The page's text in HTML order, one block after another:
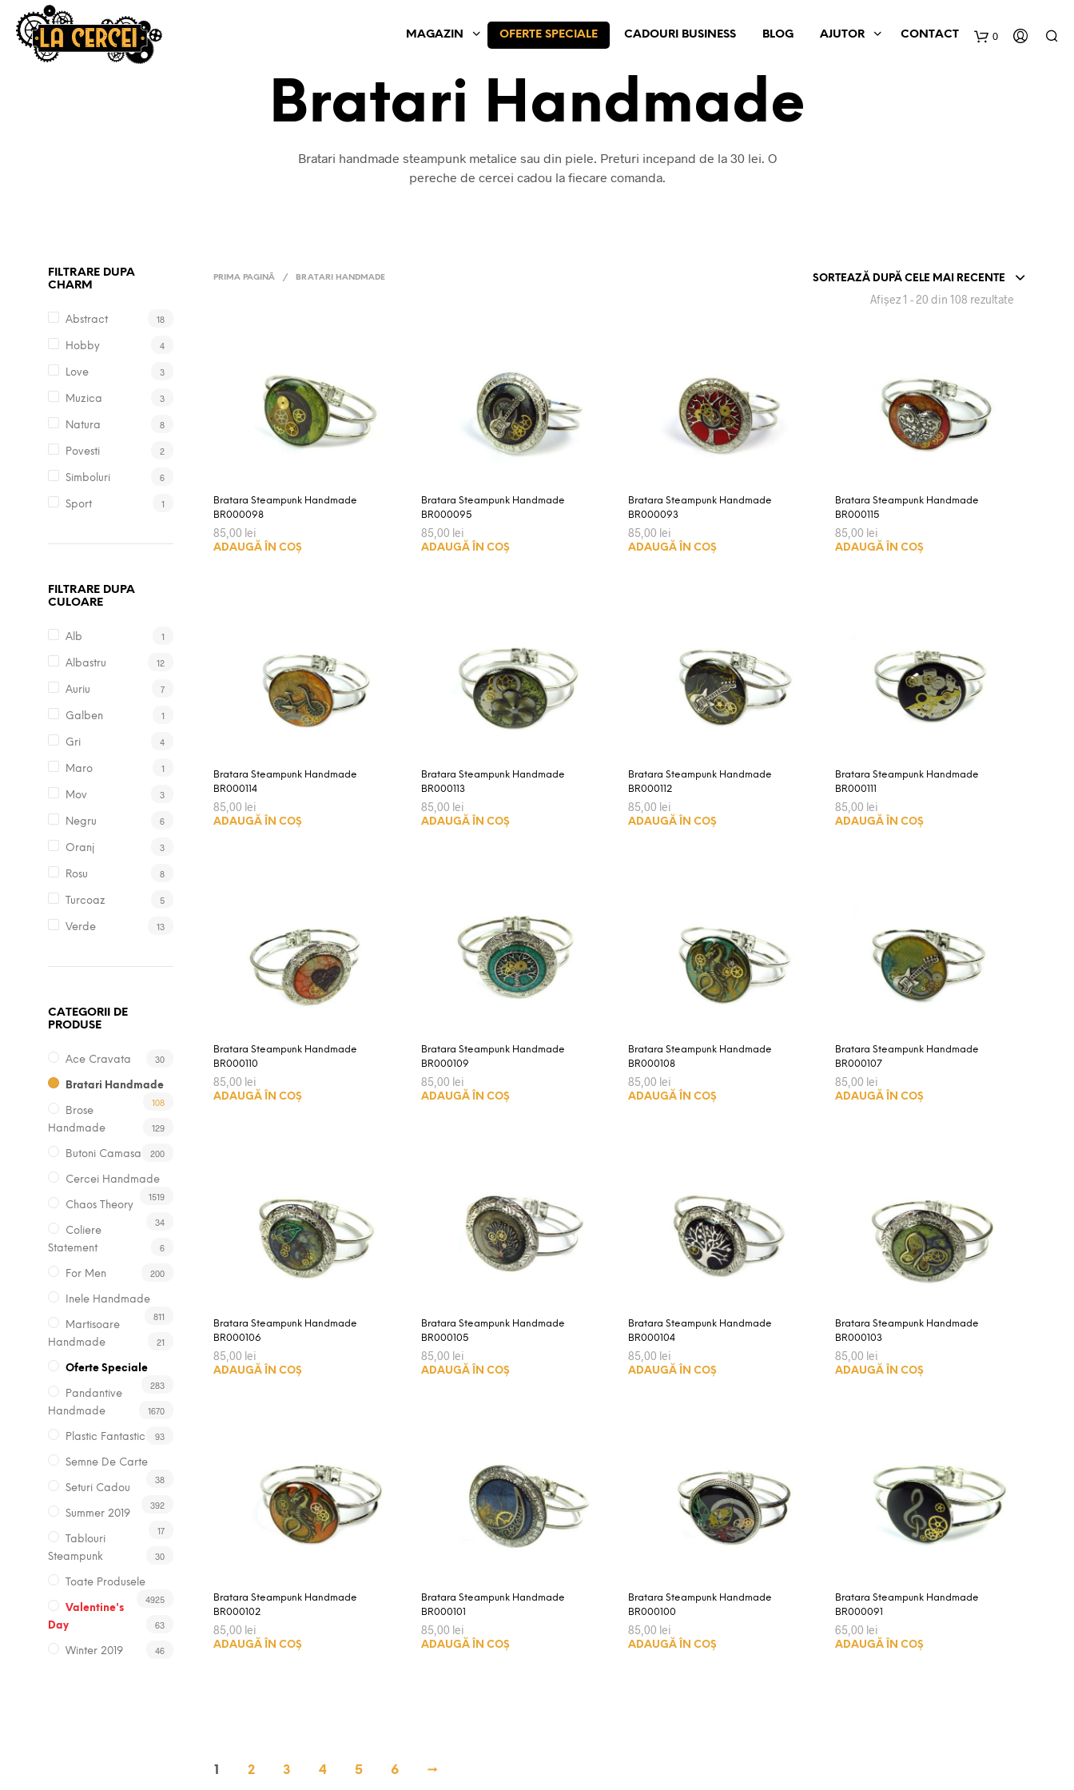
0
MAGAZIN OFERTE SPECIALE CADOURI BUSINESS BLOG AJUTOR CONTACT
Bratari Handmade
Bratari handmade steampunk metalice sau din piele. Preturi incepand de la 30 lei. O
pereche de cercei cadou la fiecare comanda.
FILTRARE DUPA
CHARM
Abstract 18
Hobby 4
Love 3
Muzica 3
Natura 8
Povesti 2
Simboluri 6
Sport 1
FILTRARE DUPA
CULOARE
Alb 1
Albastru 12
Auriu 7
Galben 1
Gri 4
Maro 1
Mov 3
Negru 6
Oranj 3
Rosu 8
Turcoaz 5
Verde 13
CATEGORII DE
PRODUSE
Ace Cravata 30
Bratari Handmade
108
Brose
Handmade
129
Butoni Camasa 200
Cercei Handmade
1519
Chaos Theory
34
Coliere
Statement
6
For Men 200
Inele Handmade
811
Martisoare
Handmade
21
Oferte Speciale
283
Pandantive
Handmade
1670
Plastic Fantastic 93
Semne De Carte
38
Seturi Cadou
392
Summer 2019
17
Tablouri
Steampunk
30
Toate Produsele
4925
Valentine's
Day
63
Winter 2019 46
PRIMA PAGINĂ / BRATARI HANDMADE SORTEAZĂ DUPĂ CELE MAI RECENTE
Afișez 1 - 20 din 108 rezultate
Bratara Steampunk Handmade
BR000098
85,00 lei
ADAUGĂ ÎN COȘ
Bratara Steampunk Handmade
BR000095
85,00 lei
ADAUGĂ ÎN COȘ
Bratara Steampunk Handmade
BR000093
85,00 lei
ADAUGĂ ÎN COȘ
Bratara Steampunk Handmade
BR000115
85,00 lei
ADAUGĂ ÎN COȘ
Bratara Steampunk Handmade
BR000114
85,00 lei
ADAUGĂ ÎN COȘ
Bratara Steampunk Handmade
BR000113
85,00 lei
ADAUGĂ ÎN COȘ
Bratara Steampunk Handmade
BR000112
85,00 lei
ADAUGĂ ÎN COȘ
Bratara Steampunk Handmade
BR000111
85,00 lei
ADAUGĂ ÎN COȘ
Bratara Steampunk Handmade
BR000110
85,00 lei
ADAUGĂ ÎN COȘ
Bratara Steampunk Handmade
BR000109
85,00 lei
ADAUGĂ ÎN COȘ
Bratara Steampunk Handmade
BR000108
85,00 lei
ADAUGĂ ÎN COȘ
Bratara Steampunk Handmade
BR000107
85,00 lei
ADAUGĂ ÎN COȘ
Bratara Steampunk Handmade
BR000106
85,00 lei
ADAUGĂ ÎN COȘ
Bratara Steampunk Handmade
BR000105
85,00 lei
ADAUGĂ ÎN COȘ
Bratara Steampunk Handmade
BR000104
85,00 lei
ADAUGĂ ÎN COȘ
Bratara Steampunk Handmade
BR000103
85,00 lei
ADAUGĂ ÎN COȘ
Bratara Steampunk Handmade
BR000102
85,00 lei
ADAUGĂ ÎN COȘ
Bratara Steampunk Handmade
BR000101
85,00 lei
ADAUGĂ ÎN COȘ
Bratara Steampunk Handmade
BR000100
85,00 lei
ADAUGĂ ÎN COȘ
Bratara Steampunk Handmade
BR000091
65,00 lei
ADAUGĂ ÎN COȘ
1 2 3 4 5 6 →